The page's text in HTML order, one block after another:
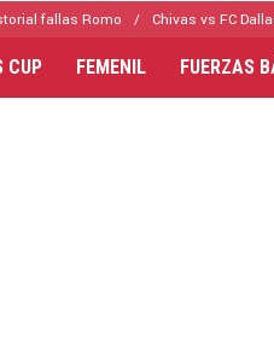
fallas Romo Chivas vs FC
CUP FEMENIL FUERZAS